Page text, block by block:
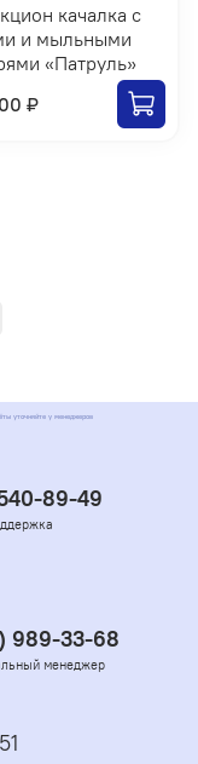
качалка с
и мыльными
«Патруль»
₽
уточняйте у менеджеров
89-49
989-33-68
менеджер